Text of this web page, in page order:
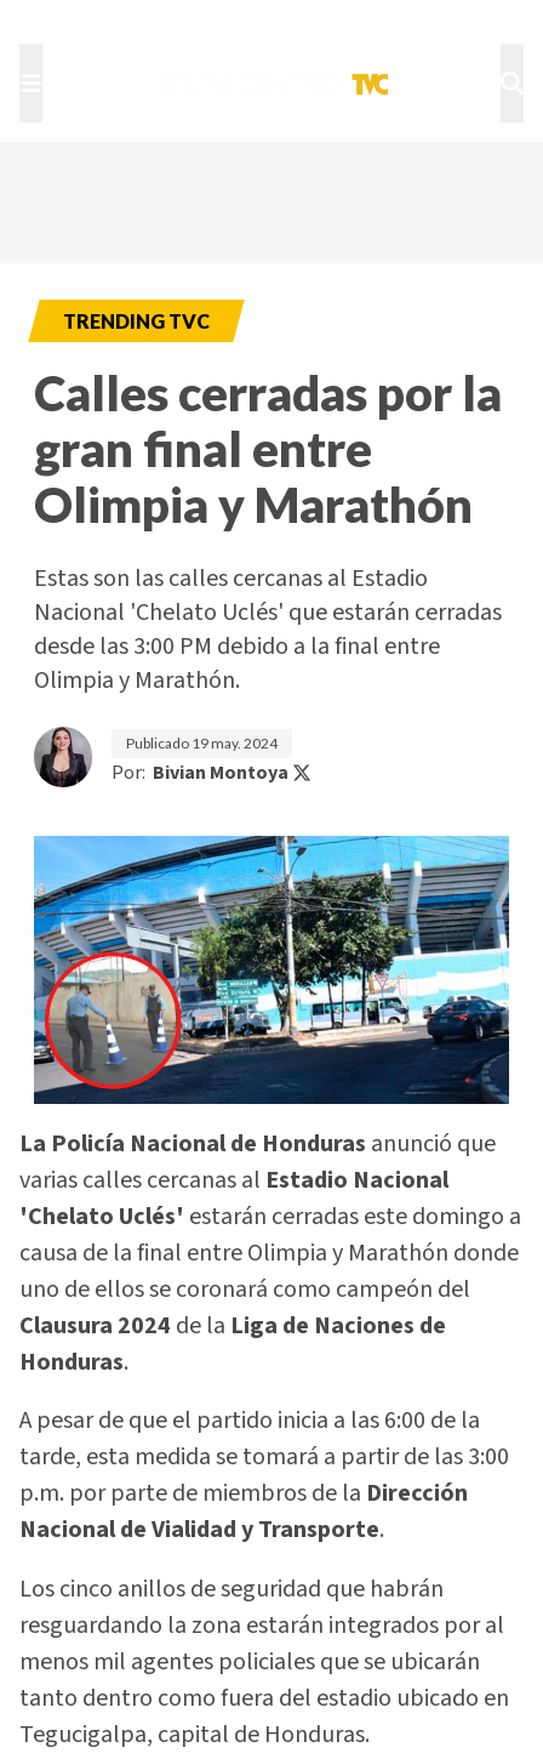
TRENDING TVC
Calles cerradas por la
gran final entre
Olimpia y Marathón
Estas son las calles cercanas al Estadio
Nacional 'Chelato Uclés' que estarán cerradas
desde las 3:00 PM debido a la final entre
Olimpia y Marathón.
Publicado 19 may. 2024
Por: Bivian Montoya
La Policía Nacional de Honduras anunció que
varias calles cercanas al Estadio Nacional
'Chelato Uclés' estarán cerradas este domingo a
causa de la final entre Olimpia y Marathón donde
uno de ellos se coronará como campeón del
Clausura 2024 de la Liga de Naciones de
Honduras.
A pesar de que el partido inicia a las 6:00 de la
tarde, esta medida se tomará a partir de las 3:00
p.m. por parte de miembros de la Dirección
Nacional de Vialidad y Transporte.
Los cinco anillos de seguridad que habrán
resguardando la zona estarán integrados por al
menos mil agentes policiales que se ubicarán
tanto dentro como fuera del estadio ubicado en
Tegucigalpa, capital de Honduras.